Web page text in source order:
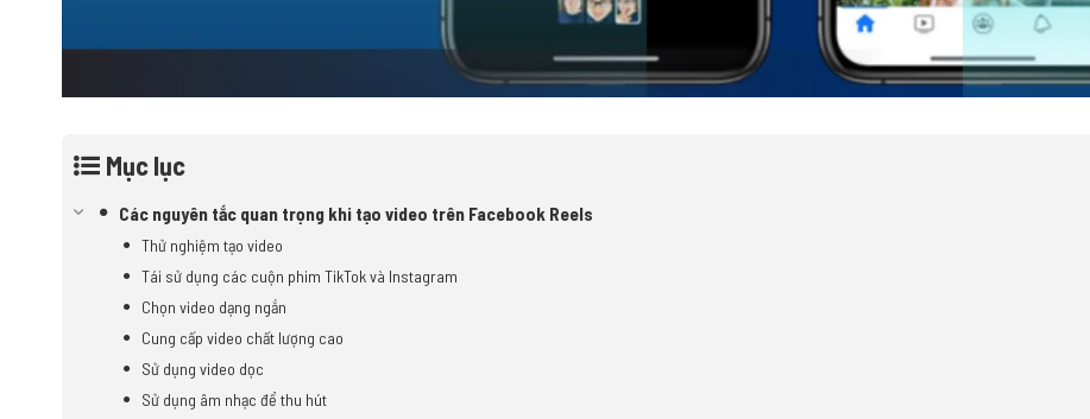
Mục lục
Các nguyên tắc quan trọng khi tạo video trên Facebook Reels
Thử nghiệm tạo video
Tái sử dụng các cuộn phim TikTok và Instagram
Chọn video dạng ngắn
Cung cấp video chất lượng cao
Sử dụng video dọc
Sử dụng âm nhạc để thu hút